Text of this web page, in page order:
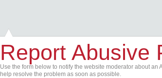
Report Abusive
Use the form below to notify the website moderator about an
help resolve the problem as soon as possible.